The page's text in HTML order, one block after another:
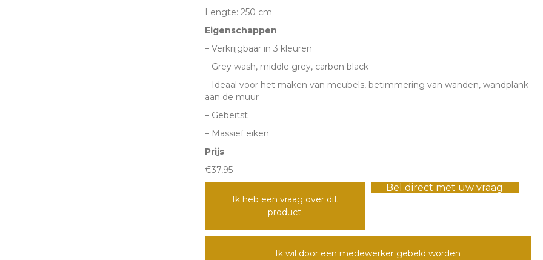
Lengte: 250 cm
Eigenschappen
– Verkrijgbaar in 3 kleuren
– Grey wash, middle grey, carbon black
– Ideaal voor het maken van meubels, betimmering van wanden, wandplank
aan de muur
– Gebeitst
– Massief eiken
Prijs
€37,95
Ik heb een vraag over dit
product
Bel direct met uw vraag
Ik wil door een medewerker gebeld worden